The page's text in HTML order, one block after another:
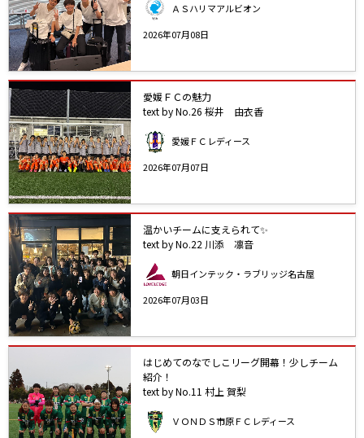
ＡＳハリマアルビオン
2026年07月08日
愛媛ＦＣの魅力
text by No.26 桜井 由衣香
愛媛ＦＣレディース
2026年07月07日
温かいチームに支えられて✨️
text by No.22 川添 凛音
朝日インテック・ラブリッジ名古屋
2026年07月03日
はじめてのなでしこリーグ開幕！少しチーム
紹介！
text by No.11 村上 賀梨
ＶＯＮＤＳ市原ＦＣレディース